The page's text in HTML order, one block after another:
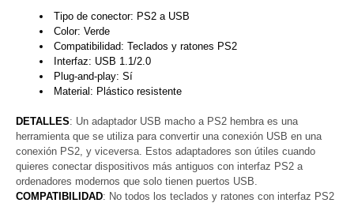
Tipo de conector: PS2 a USB
Color: Verde
Compatibilidad: Teclados y ratones PS2
Interfaz: USB 1.1/2.0
Plug-and-play: Sí
Material: Plástico resistente
DETALLES: Un adaptador USB macho a PS2 hembra es una
herramienta que se utiliza para convertir una conexión USB en una
conexión PS2, y viceversa. Estos adaptadores son útiles cuando
quieres conectar dispositivos más antiguos con interfaz PS2 a
ordenadores modernos que solo tienen puertos USB.
COMPATIBILIDAD: No todos los teclados y ratones con interfaz PS2